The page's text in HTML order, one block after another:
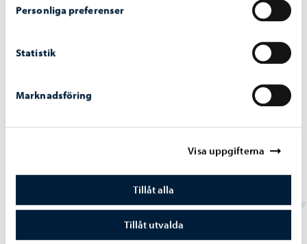
Personliga preferenser
Statistik
Marknadsföring
Visa uppgifterna
Tillåt alla
Tillåt utvalda
Idrott och friluftsliv-
öppnas igen den 17.4.
Kokon ishall är tills vidare stängd